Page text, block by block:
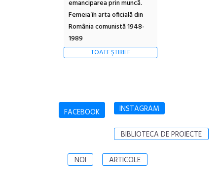
emanciparea prin muncă.
Femeia în arta oficială din
România comunistă 1948-
1989
TOATE ȘTIRILE
FACEBOOK INSTAGRAM
BIBLIOTECA DE PROIECTE
NOI ARTICOLE